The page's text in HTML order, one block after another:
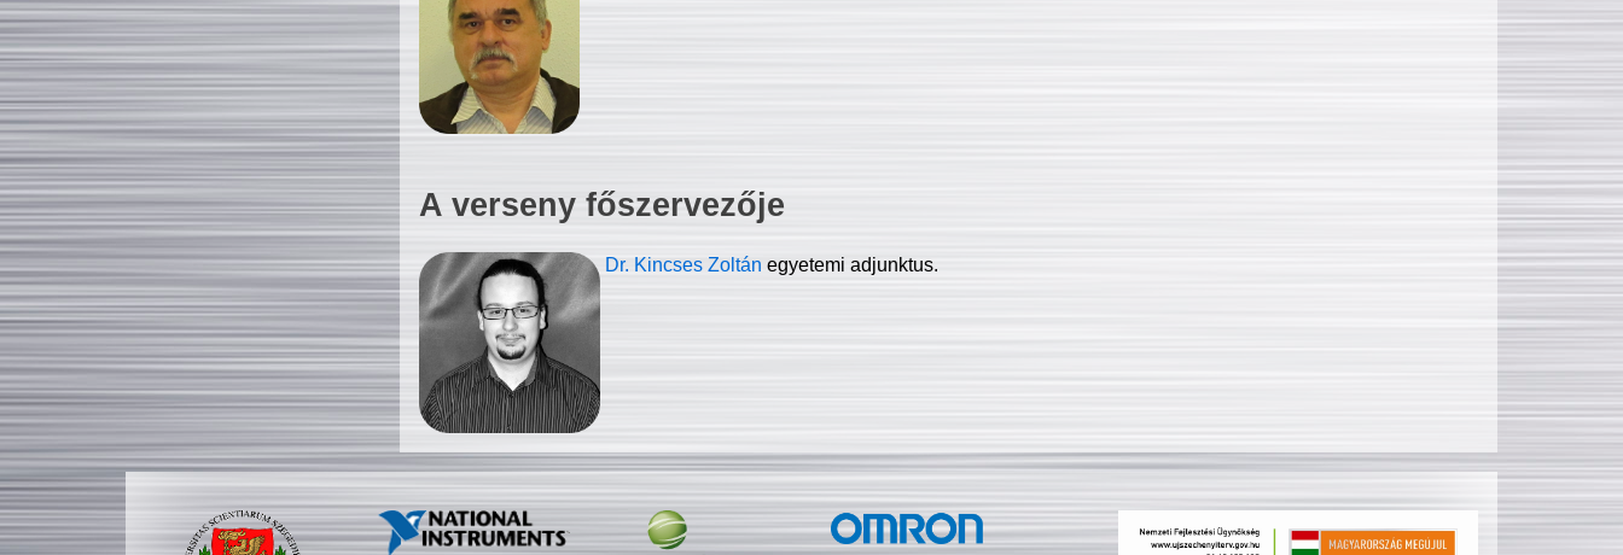
A verseny főszervezője
Dr. Kincses Zoltán egyetemi adjunktus.